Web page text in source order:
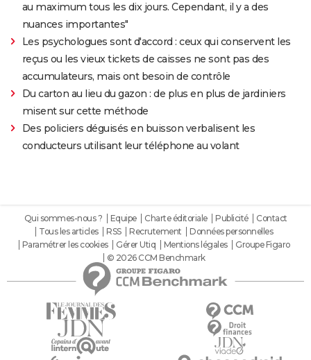
au maximum tous les dix jours. Cependant, il y a des
nuances importantes"
Les psychologues sont d'accord : ceux qui conservent les
reçus ou les vieux tickets de caisses ne sont pas des
accumulateurs, mais ont besoin de contrôle
Du carton au lieu du gazon : de plus en plus de jardiniers
misent sur cette méthode
Des policiers déguisés en buisson verbalisent les
conducteurs utilisant leur téléphone au volant
Qui sommes-nous ? Equipe Charte éditoriale Publicité
Contact
Tous les articles
RSS Recrutement
Données personnelles
Paramétrer les cookies
Gérer Utiq Mentions légales
Groupe Figaro
© 2026 CCM Benchmark